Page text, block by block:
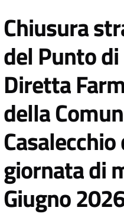
Chiusura
del Punto
Diretta
della
giornata di
Giugno